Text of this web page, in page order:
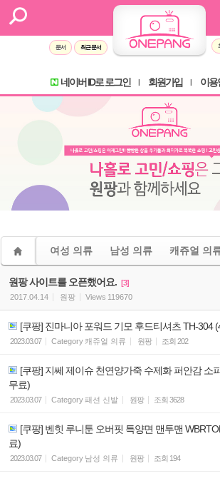
문서 최근 문서
네이버 ID로 로그인 회원가입 이용
여성 의류 남성 의류 캐쥬얼 의
원팡 사이트를 오픈했어요. [3]
2017.04.14
원팡 Views 119670
[쿠팡] 진마니아 포워드 기모 후드티셔츠 TH-304
2023.03.07 Category 캐쥬얼 의류 원팡 조회 202
[쿠팡] 지쎄 제이슈 천연양가죽 수제화 퍼안감 소
무료)
2023.03.07 Category패션 신발 원팡 조회 3628
[쿠팡] 벤힛 루니툰 오버핏 특양면 맨투맨
료)
2023.03.07 Category 남성 의류 원팡 조회 194